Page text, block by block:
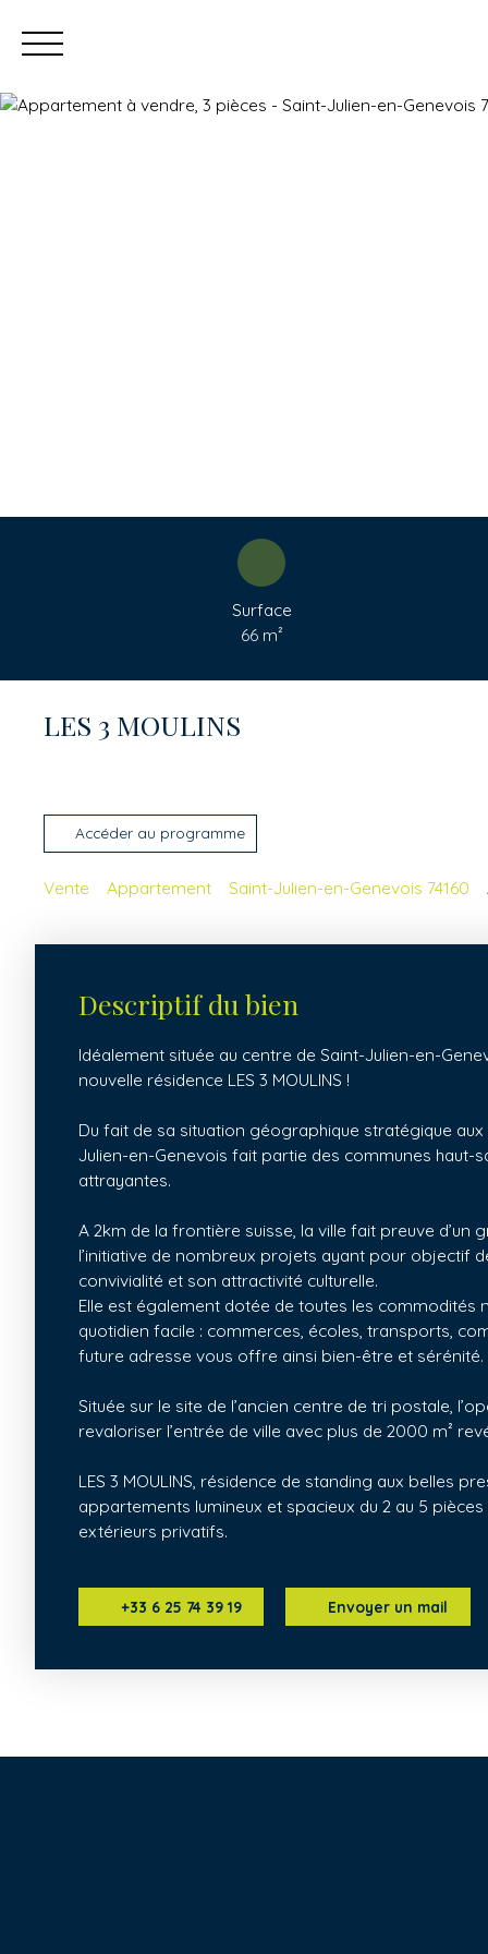
Surface
66 m²
LES 3 MOULINS
Accéder au programme
Vente Appartement Saint-Julien-en-Genevois 74160
Descriptif du bien
Idéalement située au centre de Saint-Julien-en-
nouvelle résidence LES 3 MOULINS !
Du fait de sa situation géographique stratégique
Julien-en-Genevois fait partie des communes haut-
attrayantes.
A 2km de la frontière suisse, la ville fait preuve d’un
l’initiative de nombreux projets ayant pour objectif
convivialité et son attractivité culturelle.
Elle est également dotée de toutes les commodités
quotidien facile : commerces, écoles, transports,
future adresse vous offre ainsi bien-être et sérénité.
Située sur le site de l’ancien centre de tri postale,
revaloriser l’entrée de ville avec plus de 2000 m²
LES 3 MOULINS, résidence de standing aux belles
appartements lumineux et spacieux du 2 au 5
extérieurs privatifs.
+33 6 25 74 39 19 Envoyer un mail